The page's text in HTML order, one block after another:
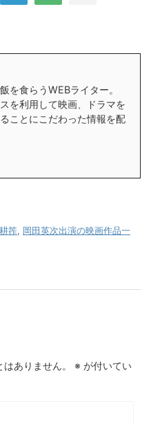
を食らうWEBライター。
を利用して映画、ドラマを
ことにこだわった情報を配
筰, 岡田英次出演の映画作品一
ありません。 ※ が付いてい